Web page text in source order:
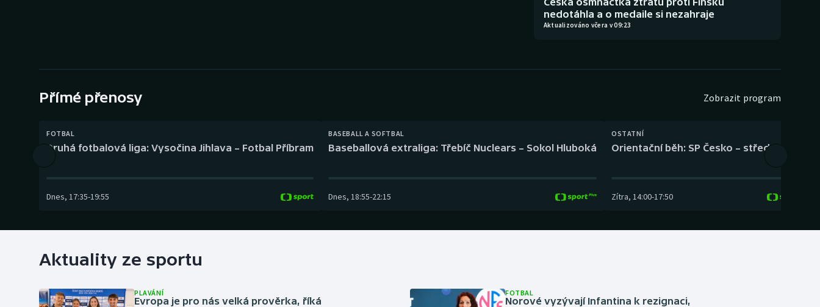
Gymnastika Plážový volejbal
nedotáhla a o medaile si nezahraje
Aktualizováno včera v 09:23
Přímé přenosy Zobrazit program
FOTBAL
Druhá fotbalová liga: Vysočina Jihlava – Fotbal Příbram
Dnes, 17:35-19:55
BASEBALL A SOFTBAL
Baseballová extraliga: Třebíč Nuclears – Sokol Hluboká
Dnes, 18:55-22:15
OSTATNÍ
Orientační běh: SP Česko – střední trať
Zítra, 14:00-17:50
Aktuality ze sportu
PLAVÁNÍ
Evropa je pro nás velká prověrka, říká
FOTBAL
Norové vyzývají Infantina k rezignaci,